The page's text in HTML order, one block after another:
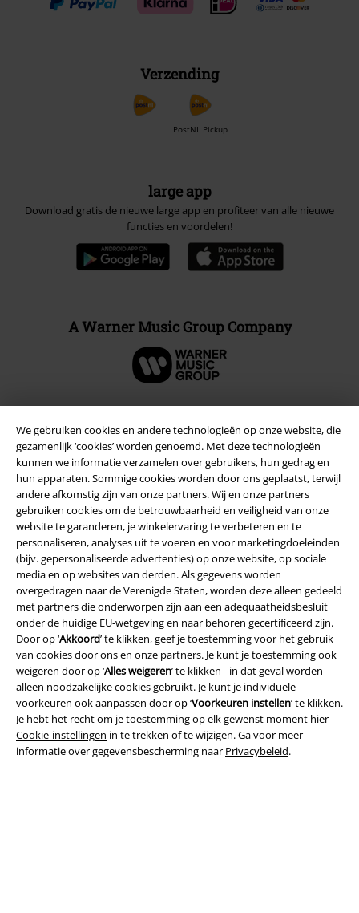
We gebruiken cookies en andere technologieën op onze website, die
gezamenlijk ‘cookies’ worden genoemd. Met deze technologieën
kunnen we informatie verzamelen over gebruikers, hun gedrag en
hun apparaten. Sommige cookies worden door ons geplaatst, terwijl
andere afkomstig zijn van onze partners. Wij en onze partners
gebruiken cookies om de betrouwbaarheid en veiligheid van onze
website te garanderen, je winkelervaring te verbeteren en te
personaliseren, analyses uit te voeren en voor marketingdoeleinden
(bijv. gepersonaliseerde advertenties) op onze website, op sociale
media en op websites van derden. Als gegevens worden
overgedragen naar de Verenigde Staten, worden deze alleen gedeeld
met partners die onderworpen zijn aan een adequaatheidsbesluit
onder de huidige EU-wetgeving en naar behoren gecertificeerd zijn.
Door op ‘Akkoord’ te klikken, geef je toestemming voor het gebruik
van cookies door ons en onze partners. Je kunt je toestemming ook
weigeren door op ‘Alles weigeren’ te klikken - in dat geval worden
alleen noodzakelijke cookies gebruikt. Je kunt je individuele
voorkeuren ook aanpassen door op ‘Voorkeuren instellen’ te klikken.
Je hebt het recht om je toestemming op elk gewenst moment hier
Cookie-instellingen in te trekken of te wijzigen. Ga voor meer
informatie over gegevensbescherming naar Privacybeleid.
Verzending
PostNL Pickup
large app
Download gratis de nieuwe large app en profiteer van alle nieuwe
functies en voordelen!
A Warner Music Group Company
Beveiliging
Legal
Algemene Voorwaarden
Bedrijfsgegevens